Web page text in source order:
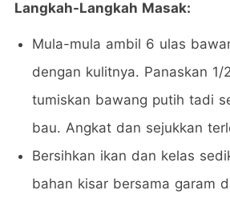
Langkah-Langkah Masak:
Mula-mula ambil 6 ulas
dengan kulitnya. Panaskan
tumiskan bawang putih tadi
bau. Angkat dan sejukkan
Bersihkan ikan dan kelas
bahan kisar bersama garam